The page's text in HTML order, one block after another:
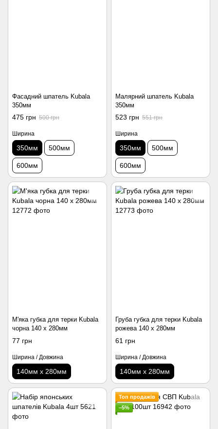
Фасадний шпатель Kubala
350мм
475 грн 500 грн
Ширина
350мм 500мм
600мм
Малярний шпатель Kubala
350мм
523 грн 551 грн
Ширина
350мм 500мм
600мм
М'яка губка для терки Kubala
чорна 140 х 280мм
77 грн
Ширина / Довжина
140мм х 280мм
Груба губка для терки Kubala
рожева 140 х 280мм
61 грн
Ширина / Довжина
140мм х 280мм
Топ продажів
−5%